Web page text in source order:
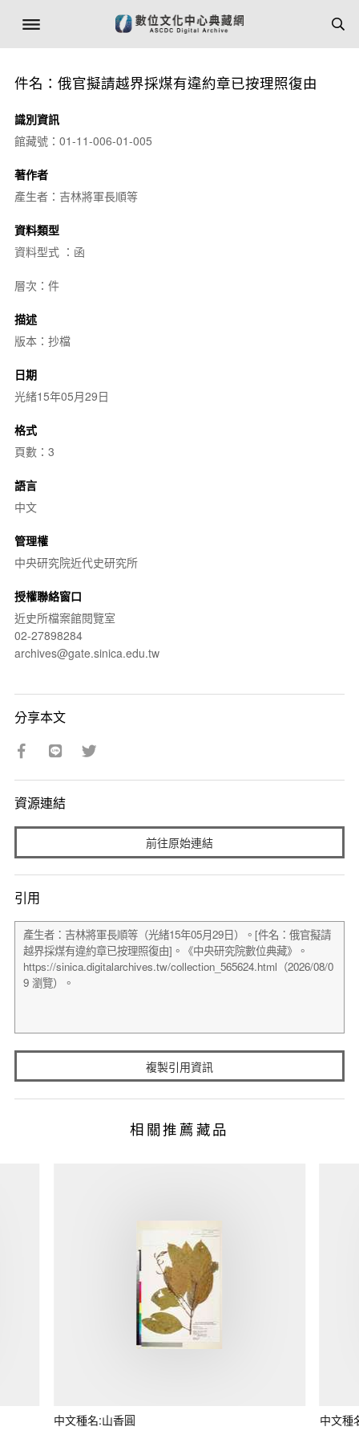
件名：俄官擬請越界採煤有違約章已按理照復由
識別資訊
館藏號：01-11-006-01-005
著作者
產生者：吉林將軍長順等
資料類型
資料型式 ：函
層次：件
描述
版本：抄檔
日期
光緒15年05月29日
格式
頁數：3
語言
中文
管理權
中央研究院近代史研究所
授權聯絡窗口
近史所檔案館閱覽室
02-27898284
archives@gate.sinica.edu.tw
分享本文
資源連結
前往原始連結
引用
複製引用資訊
相關推薦藏品
中文種名:山香圓 中文種